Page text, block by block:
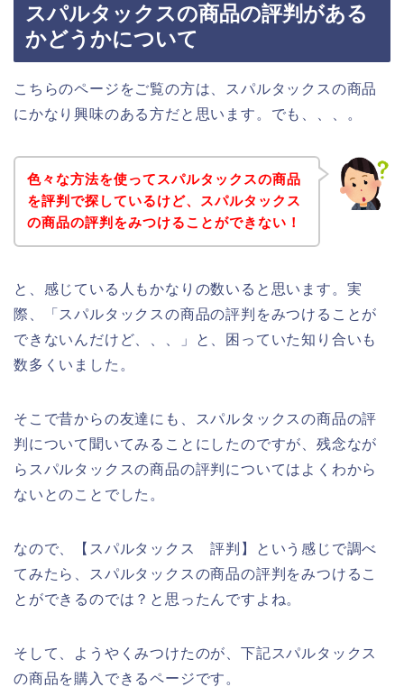
スパルタックスの商品の評判がある
かどうかについて
こちらのページをご覧の方は、スパルタックスの商品
にかなり興味のある方だと思います。でも、、、。
色々な方法を使ってスパルタックスの商品
を評判で探しているけど、スパルタックス
の商品の評判をみつけることができない！
と、感じている人もかなりの数いると思います。実
際、「スパルタックスの商品の評判をみつけることが
できないんだけど、、、」と、困っていた知り合いも
数多くいました。
そこで昔からの友達にも、スパルタックスの商品の評
判について聞いてみることにしたのですが、残念なが
らスパルタックスの商品の評判についてはよくわから
ないとのことでした。
なので、【スパルタックス 評判】という感じで調べ
てみたら、スパルタックスの商品の評判をみつけるこ
とができるのでは？と思ったんですよね。
そして、ようやくみつけたのが、下記スパルタックス
の商品を購入できるページです。